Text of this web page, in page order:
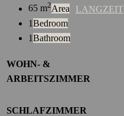
LANGZEIT
65 m2Area
1Bedroom
1Bathroom
WOHN- &
ARBEITSZIMMER
SCHLAFZIMMER